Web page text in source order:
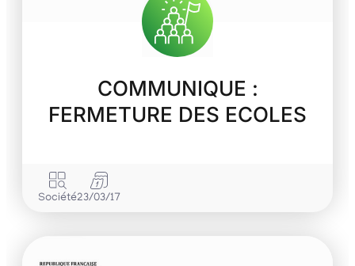
COMMUNIQUE :
FERMETURE DES ECOLES
Société23/03/17